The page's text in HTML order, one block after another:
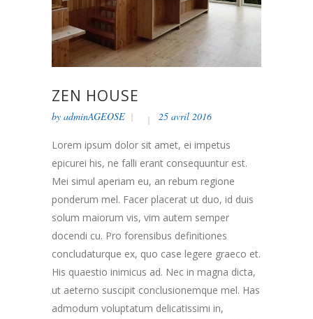
ZEN HOUSE
by adminAGEOSE 25 avril 2016
Lorem ipsum dolor sit amet, ei impetus
epicurei his, ne falli erant consequuntur est.
Mei simul aperiam eu, an rebum regione
ponderum mel. Facer placerat ut duo, id duis
solum maiorum vis, vim autem semper
docendi cu. Pro forensibus definitiones
concludaturque ex, quo case legere graeco et.
His quaestio inimicus ad. Nec in magna dicta,
ut aeterno suscipit conclusionemque mel. Has
admodum voluptatum delicatissimi in,